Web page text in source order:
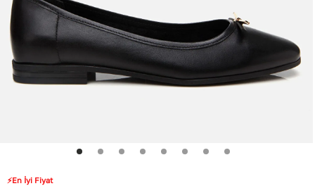
⚡En İyi Fiyat